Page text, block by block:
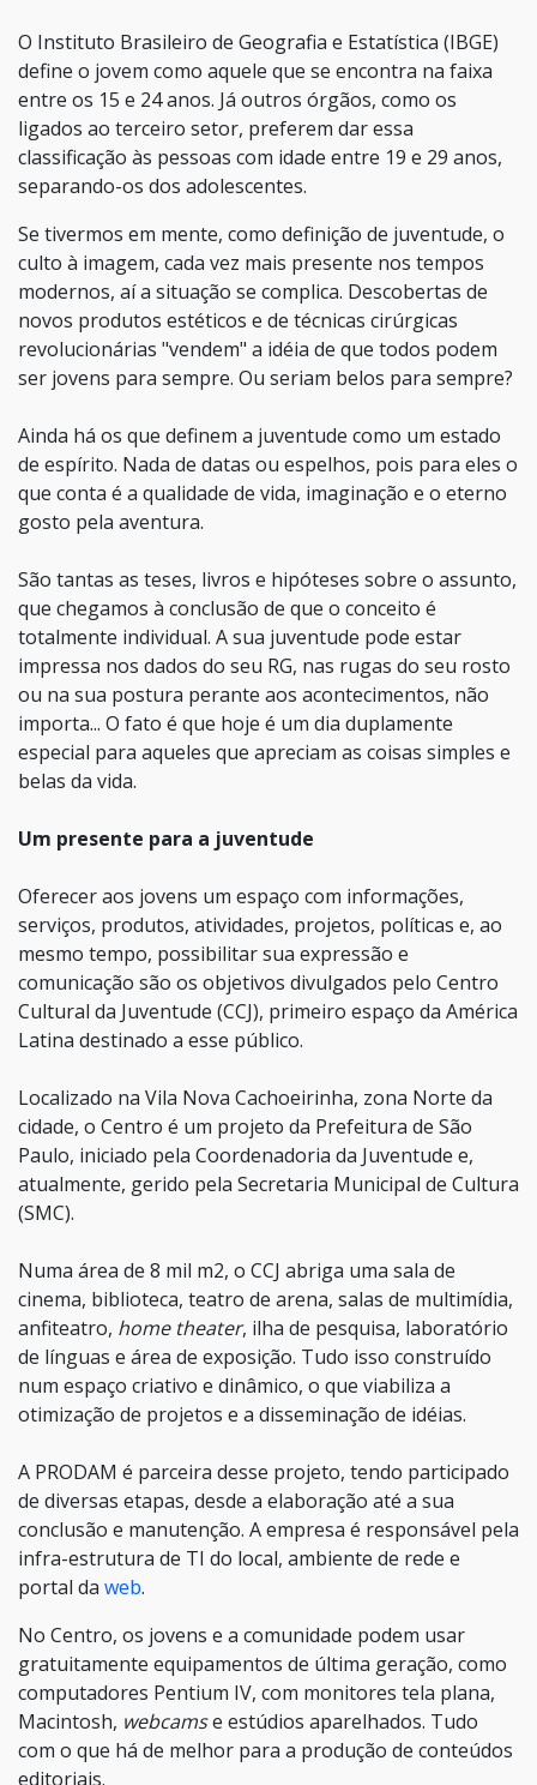
O Instituto Brasileiro de Geografia e Estatística (IBGE)
define o jovem como aquele que se encontra na faixa
entre os 15 e 24 anos. Já outros órgãos, como os
ligados ao terceiro setor, preferem dar essa
classificação às pessoas com idade entre 19 e 29 anos,
separando-os dos adolescentes.
Se tivermos em mente, como definição de juventude, o
culto à imagem, cada vez mais presente nos tempos
modernos, aí a situação se complica. Descobertas de
novos produtos estéticos e de técnicas cirúrgicas
revolucionárias "vendem" a idéia de que todos podem
ser jovens para sempre. Ou seriam belos para sempre?
Ainda há os que definem a juventude como um estado
de espírito. Nada de datas ou espelhos, pois para eles o
que conta é a qualidade de vida, imaginação e o eterno
gosto pela aventura.
São tantas as teses, livros e hipóteses sobre o assunto,
que chegamos à conclusão de que o conceito é
totalmente individual. A sua juventude pode estar
impressa nos dados do seu RG, nas rugas do seu rosto
ou na sua postura perante aos acontecimentos, não
importa... O fato é que hoje é um dia duplamente
especial para aqueles que apreciam as coisas simples e
belas da vida.
Um presente para a juventude
Oferecer aos jovens um espaço com informações,
serviços, produtos, atividades, projetos, políticas e, ao
mesmo tempo, possibilitar sua expressão e
comunicação são os objetivos divulgados pelo Centro
Cultural da Juventude (CCJ), primeiro espaço da América
Latina destinado a esse público.
Localizado na Vila Nova Cachoeirinha, zona Norte da
cidade, o Centro é um projeto da Prefeitura de São
Paulo, iniciado pela Coordenadoria da Juventude e,
atualmente, gerido pela Secretaria Municipal de Cultura
(SMC).
Numa área de 8 mil m2, o CCJ abriga uma sala de
cinema, biblioteca, teatro de arena, salas de multimídia,
anfiteatro, home theater, ilha de pesquisa, laboratório
de línguas e área de exposição. Tudo isso construído
num espaço criativo e dinâmico, o que viabiliza a
otimização de projetos e a disseminação de idéias.
A PRODAM é parceira desse projeto, tendo participado
de diversas etapas, desde a elaboração até a sua
conclusão e manutenção. A empresa é responsável pela
infra-estrutura de TI do local, ambiente de rede e
portal da web.
No Centro, os jovens e a comunidade podem usar
gratuitamente equipamentos de última geração, como
computadores Pentium IV, com monitores tela plana,
Macintosh, webcamse estúdios aparelhados. Tudo
com o que há de melhor para a produção de conteúdos
editoriais.